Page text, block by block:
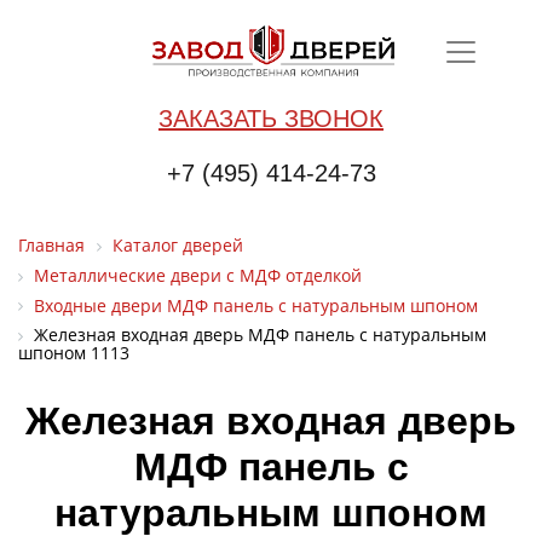
ЗАКАЗАТЬ ЗВОНОК
+7 (495) 414-24-73
Главная
Каталог дверей
Металлические двери с МДФ отделкой
Входные двери МДФ панель с натуральным шпоном
Железная входная дверь МДФ панель с натуральным
шпоном 1113
Железная входная дверь
МДФ панель с
натуральным шпоном